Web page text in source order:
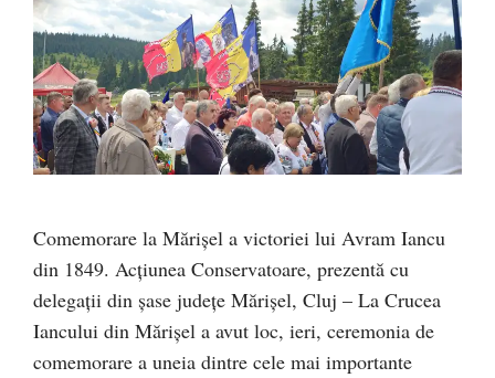
Comemorare la Mărișel a victoriei lui Avram Iancu
din 1849. Acțiunea Conservatoare, prezentă cu
delegații din șase județe Mărișel, Cluj – La Crucea
Iancului din Mărișel a avut loc, ieri, ceremonia de
comemorare a uneia dintre cele mai importante